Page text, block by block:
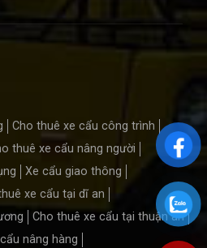
Cho thuê xe cẩu công trình
thuê xe cẩu nâng người
Xe cẩu giao thông
xe cẩu tại dĩ an
Cho thuê xe cẩu tại thuận an
nâng hàng